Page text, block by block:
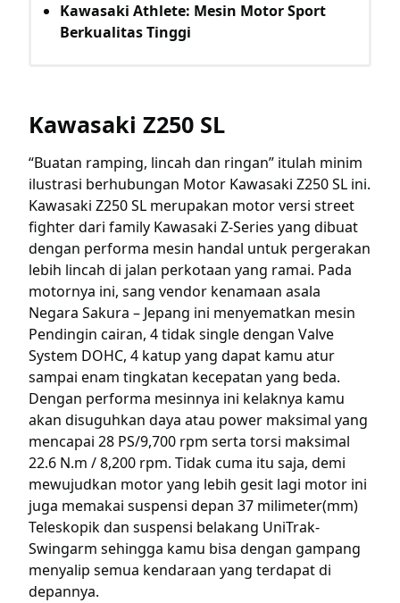
Kawasaki Athlete: Mesin Motor Sport
Berkualitas Tinggi
Kawasaki Z250 SL
“Buatan ramping, lincah dan ringan” itulah minim
ilustrasi berhubungan Motor Kawasaki Z250 SL ini.
Kawasaki Z250 SL merupakan motor versi street
fighter dari family Kawasaki Z-Series yang dibuat
dengan performa mesin handal untuk pergerakan
lebih lincah di jalan perkotaan yang ramai. Pada
motornya ini, sang vendor kenamaan asala
Negara Sakura – Jepang ini menyematkan mesin
Pendingin cairan, 4 tidak single dengan Valve
System DOHC, 4 katup yang dapat kamu atur
sampai enam tingkatan kecepatan yang beda.
Dengan performa mesinnya ini kelaknya kamu
akan disuguhkan daya atau power maksimal yang
mencapai 28 PS/9,700 rpm serta torsi maksimal
22.6 N.m / 8,200 rpm. Tidak cuma itu saja, demi
mewujudkan motor yang lebih gesit lagi motor ini
juga memakai suspensi depan 37 milimeter(mm)
Teleskopik dan suspensi belakang UniTrak-
Swingarm sehingga kamu bisa dengan gampang
menyalip semua kendaraan yang terdapat di
depannya.